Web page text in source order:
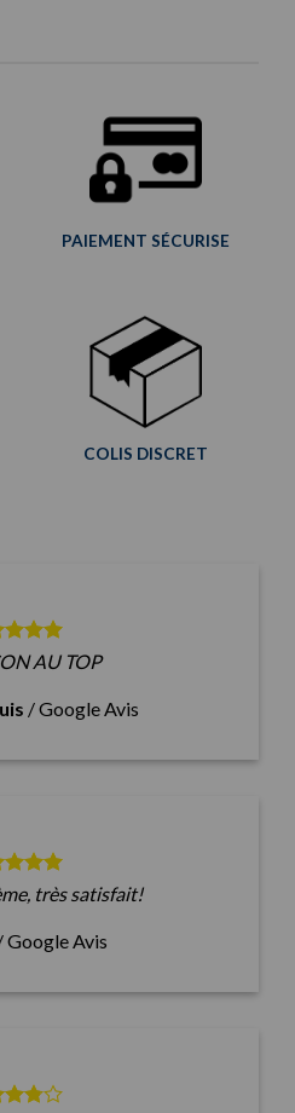
Les
peuvent
être
sur
du
produit
PAIEMENT SÉCURISE
COLIS DISCRET
AU TOP
/Google Avis
très satisfait!
Google Avis